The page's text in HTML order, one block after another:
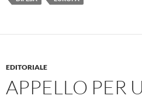
EDITORIALE
APPELLO PER